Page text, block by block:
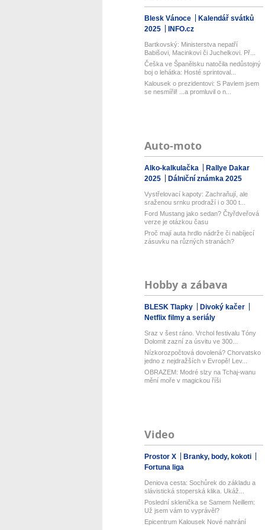
Blesk Vánoce
Kalendář svátků
2025
INFO.cz
Bartkovský: Ministerstva nepatří
Babišovi, Macinkovi či Juchelkovi. Př...
Češka ve Španělsku natočila nedůstojný
boj o lehátka: Hosté sprintoval...
Kalousek o prezidentovi: S Pavlem jsem
se nesmířil! ...a promluvil o n...
Auto-moto
Alko-kalkulačka
Rallye Dakar
2025
Dálniční známka 2025
Vystřelovací kapoty: Zachraňují, ale
sraženou srnku prodraží i o 300 t...
Ford Mustang jako sedan? Čtyřdveřová
verze je otázkou času
Proč mají auta hrdlo nádrže či nabíjecí
zásuvku na různých stranách?
Hobby a zábava
BLESK Tlapky
Divoký kačer
Netflix filmy a seriály
Sraz v šest ráno. Vrchol festivalu Tóny
Dolomit zazní za úsvitu ve 300...
Nízkorozpočtová dovolená? Chorvatsko
jedno z nejdražších v Evropě! Lev...
OBRAZEM: Modré slzy na Tchaj-wanu
mění moře v magickou říši
Video
Prostor X
Branky, body, kokoti
Fortuna liga
Deniova cesta: Sochůrek do základu a
slávistická stoperská klika. Ukáž...
Poslední sklenička se Samem Neillem:
Už jsem vám to vyprávěl?
Epicentrum Kalousek Nové nahrání